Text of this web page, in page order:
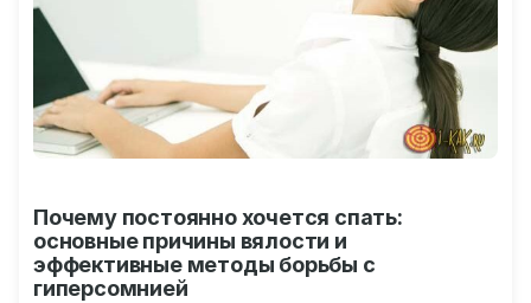
Почему постоянно хочется спать:
основные причины вялости и
эффективные методы борьбы с
гиперсомнией